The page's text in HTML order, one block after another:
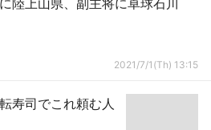
陸上山県、副主将に卓球石川
2021/7/1(Th) 13:15
寿司でこれ頼む人